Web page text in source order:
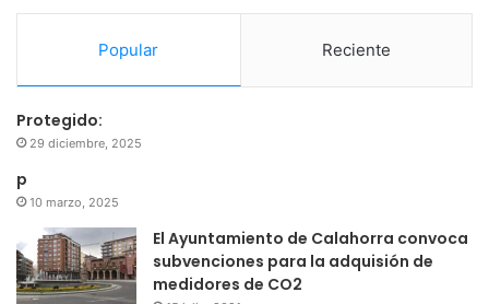
Popular Reciente
Protegido:
29 diciembre, 2025
p
10 marzo, 2025
El Ayuntamiento de Calahorra convoca
subvenciones para la adquisión de
medidores de CO2